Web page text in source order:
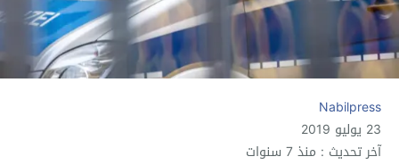
Nabilpress
23 يوليو 2019
آخر تحديث : منذ 7 سنوات